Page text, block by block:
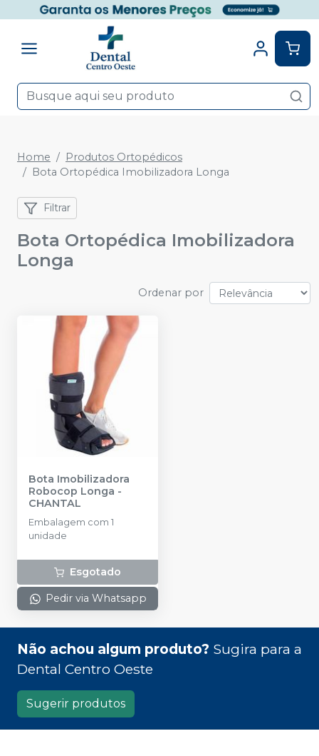
Home
Produtos Ortopédicos
Bota Ortopédica Imobilizadora Longa
Filtrar
Bota Ortopédica Imobilizadora
Longa
Ordenar por
Bota Imobilizadora
Robocop Longa -
CHANTAL
Embalagem com 1
unidade
Esgotado
Pedir via Whatsapp
Não achou algum produto? Sugira para a
Dental Centro Oeste
Sugerir produtos